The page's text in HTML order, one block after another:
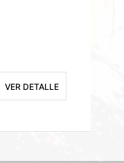
VER DETALLE